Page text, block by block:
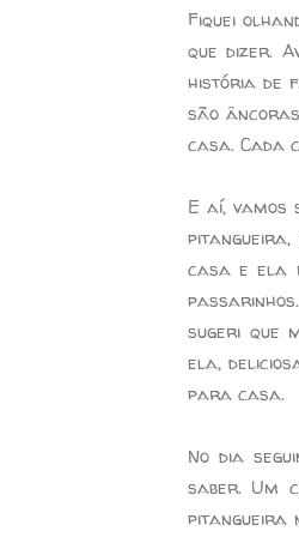
Fiquei
que dizer.
história de
são
casa. Cada
E aí,
casa e ela
sugeri que
ela,
para casa.
No dia
saber. Um
pitangueira